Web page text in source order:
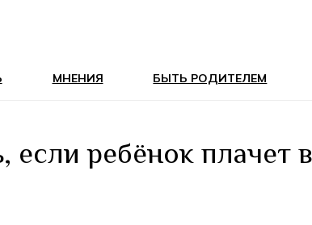
МНЕНИЯ БЫТЬ РОДИТЕЛЕМ
если ребёнок плачет